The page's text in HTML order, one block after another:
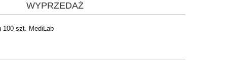
WYPRZEDAŻ
100 szt. MediLab